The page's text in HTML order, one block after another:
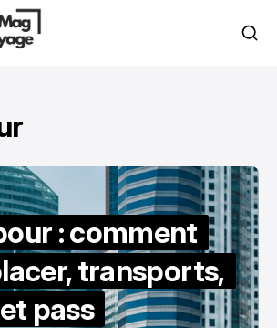
: comment
transports,
pass